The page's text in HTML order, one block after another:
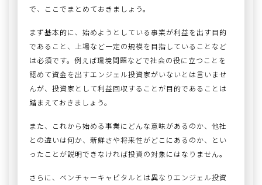
で、ここでまとめておきましょう。
まず基本的に、始めようとしている事業が利益を出す目的
であること、上場など一定の規模を目指していることなど
は必須です。例えば環境問題などで社会の役に立つことを
認めて資金を出すエンジェル投資家がいないとは言いませ
んが、投資家として利益回収することが目的であることは
踏まえておきましょう。
また、これから始める事業にどんな意味があるのか、他社
との違いは何か、新鮮さや将来性がどこにあるのか、とい
ったことが説明できなければ投資の対象にはなりません。
さらに、ベンチャーキャピタルとは異なりエンジェル投資